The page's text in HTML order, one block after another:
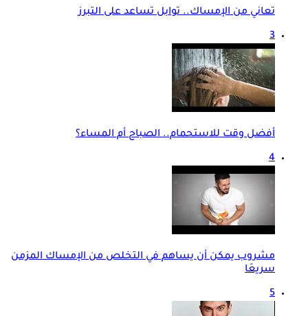
تعاني من الإمساك.. توابل تساعد على التبرز
3
أفضل وقت للاستحمام.. الصباح أم المساء؟
4
مشروب يمكن أن يساهم في التخلص من الإمساك المزمن
سريعَا
5